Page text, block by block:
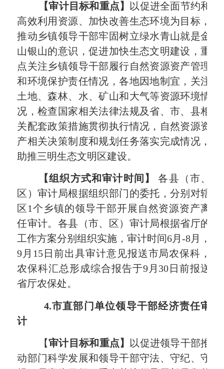
【审计目标和重点】
以促进全面节约和
高效利用资源、加快改善生态环境为目标，
推动乡镇领导干部牢固树立绿水青山就是金
山银山的意识，促进加快生态文明建设，重
点关注乡镇领导干部履行自然资源资产管理
和环境保护责任情况，各地因地制宜，关注
土地、森林、水、矿山和大气等资源环境情
况，检查国家相关法律法规及省、市、县相
关配套政策措施贯彻执行情况，自然资源资
产相关决策制度和规划任务落实完成情况，
助推三明生态文明区建设。
【组织方式和审计时间】各县（市、
区）审计局根据组织部门的委托，分别对辖
区1个乡镇的领导干部开展自然资源资产离
任审计。各县（市、区）审计局根据省厅的
工作方案分别组织实施，审计时间6月-8月，
9 月 15 日前出具审计意见报送市局农保科，
农保科汇总形成综合报告于9月 30 日前报送
省厅农保处。
4.市直部门单位领导干部经济责任审
计
【审计目标和重点】
以促进领导干部推
动部门科学发展和领导干部守法、守纪、守